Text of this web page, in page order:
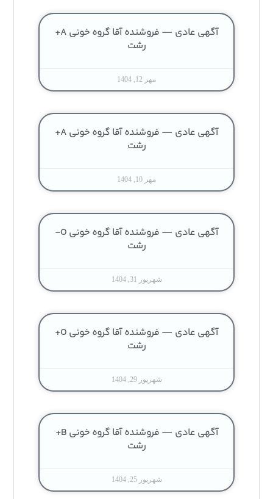
آگهی عادی — فروشنده آقا گروه خونی A+
رشت
مهر 12, 1404
آگهی عادی — فروشنده آقا گروه خونی A+
رشت
مهر 10, 1404
آگهی عادی — فروشنده آقا گروه خونی O-
رشت
شهریور 31, 1404
آگهی عادی — فروشنده آقا گروه خونی O+
رشت
شهریور 29, 1404
آگهی عادی — فروشنده آقا گروه خونی B+
رشت
شهریور 25, 1404